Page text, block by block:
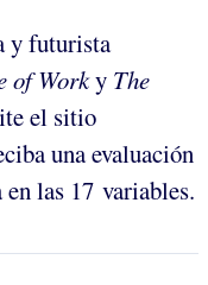
y futurista
of Worky The
el sitio
una evaluación
las 17 variables.